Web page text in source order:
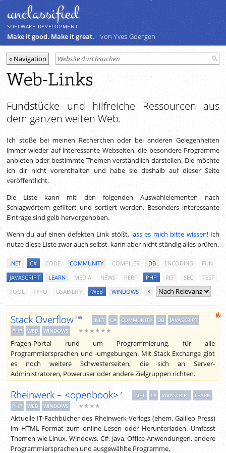
unclassiﬁed
SOFTWARE DEVELOPMENT
Make it good. Make it great. von Yves Goergen
Web-Links
Fundstücke und hilfreiche Ressourcen aus
dem ganzen weiten Web.
Ich stoße bei meinen Recherchen oder bei anderen Gelegenheiten
immer wieder auf interessante Webseiten, die besondere Programme
anbieten oder bestimmte Themen verständlich darstellen. Die möchte
ich dir nicht vorenthalten und habe sie deshalb auf dieser Seite
veröffentlicht.
Die Liste kann mit den folgenden Auswahlelementen nach
Schlagwörtern gefiltert und sortiert werden. Besonders interessante
Einträge sind gelb hervorgehoben.
Wenn du auf einen defekten Link stößt, lass es mich bitte wissen! Ich
nutze diese Liste zwar auch selbst, kann aber nicht ständig alles prüfen.
.NET C# CODE COMMUNITY COMPILER DB ENCODING
FUN
JAVASCRIPT
LEARN MEDIA NEWS PERF PHP REF SEC
TEST
TOOL
TYPO USABILITY WEB WINDOWS ×
Stack Overflow .NET C# COMMUNITY DB
JAVASCRIPT
PHP
WEB WINDOWS ★★★★★★
Fragen-Portal rund um Programmierung, für alle
Programmiersprachen und -umgebungen. Mit Stack Exchange gibt
es noch weitere Schwesterseiten, die sich an Server-
Administratoren, Poweruser oder andere Zielgruppen richten.
Rheinwerk – <openbook> .NET C# JAVASCRIPT
LEARN
PHP
WEB WINDOWS ★★★★
Aktuelle IT-Fachbücher des Rheinwerk-Verlags (ehem. Galileo Press)
im HTML-Format zum online Lesen oder Herunterladen. Umfasst
Themen wie Linux, Windows, C#, Java, Office-Anwendungen, andere
Programmiersprachen und ausgewählte Programme.